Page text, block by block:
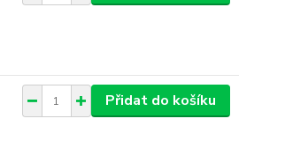
Přidat do košíku